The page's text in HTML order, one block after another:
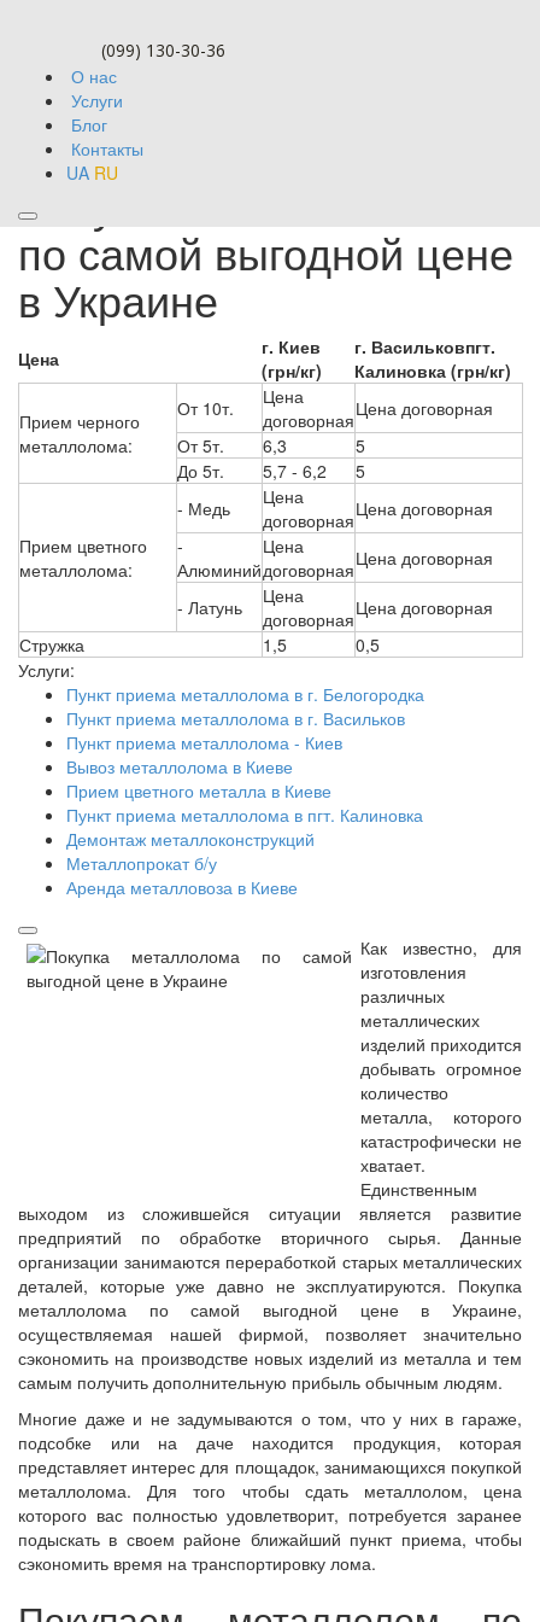
(099) 130-30-36
О нас
Услуги
Блог
Контакты
UA RU
Покупка металлолома
по самой выгодной цене
в Украине
Цена
г. Киев
(грн/кг)
г. Васильковпгт.
Калиновка (грн/кг)
Прием черного
металлолома:
От 10т.
Цена
договорнаяЦена договорная
От 5т.
6,3
5
До 5т.
5,7 - 6,2 5
Прием цветного
металлолома:
- Медь
Цена
договорнаяЦена договорная
-
Алюминий
Цена
договорнаяЦена договорная
- Латунь
Цена
договорнаяЦена договорная
Стружка
1,5
0,5
Услуги:
Пункт приема металлолома в г. Белогородка
Пункт приема металлолома в г. Васильков
Пункт приема металлолома - Киев
Вывоз металлолома в Киеве
Прием цветного металла в Киеве
Пункт приема металлолома в пгт. Калиновка
Демонтаж металлоконструкций
Металлопрокат б/у
Аренда металловоза в Киеве
Как известно, для
изготовления
различных
металлических
изделий приходится
добывать огромное
количество
металла, которого
катастрофически не
хватает.
Единственным
выходом из сложившейся ситуации является развитие
предприятий по обработке вторичного сырья. Данные
организации занимаются переработкой старых металлических
деталей, которые уже давно не эксплуатируются. Покупка
металлолома по самой выгодной цене в Украине,
осуществляемая нашей фирмой, позволяет значительно
сэкономить на производстве новых изделий из металла и тем
самым получить дополнительную прибыль обычным людям.
Многие даже и не задумываются о том, что у них в гараже,
подсобке или на даче находится продукция, которая
представляет интерес для площадок, занимающихся покупкой
металлолома. Для того чтобы сдать металлолом, цена
которого вас полностью удовлетворит, потребуется заранее
подыскать в своем районе ближайший пункт приема, чтобы
сэкономить время на транспортировку лома.